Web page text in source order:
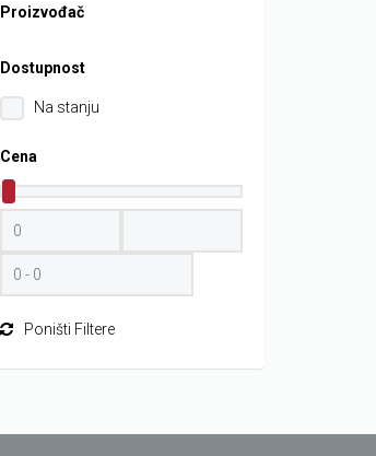
Proizvođač
Dostupnost
Na stanju
Cena
Poništi Filtere